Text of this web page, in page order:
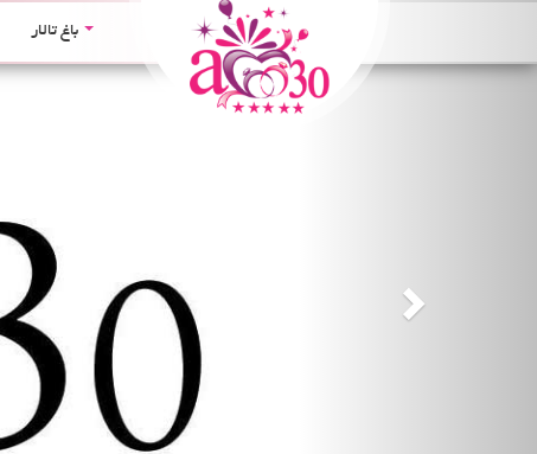
باغ تالار